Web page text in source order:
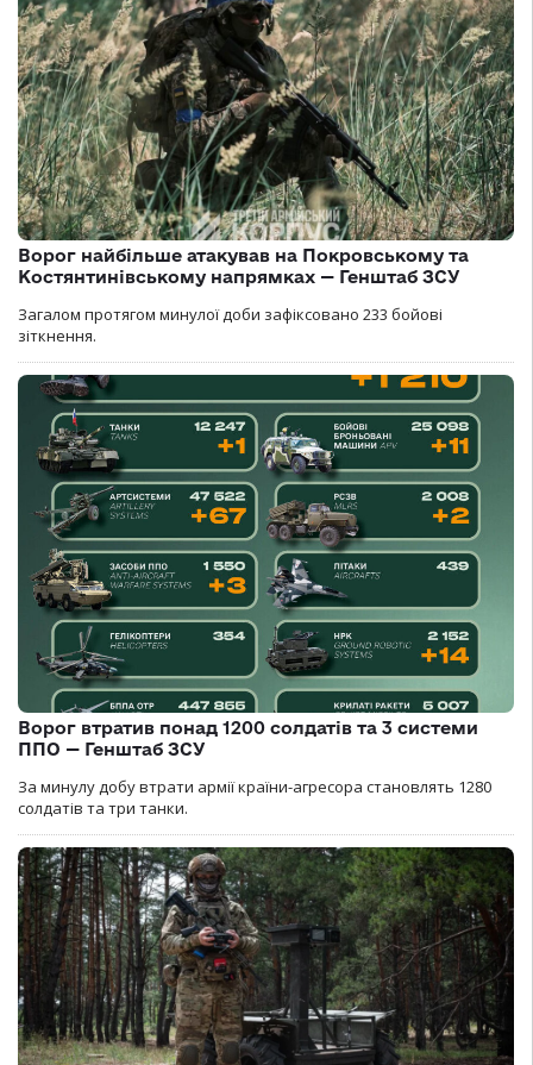
Ворог найбільше атакував на Покровському та
Костянтинівському напрямках — Генштаб ЗСУ
Загалом протягом минулої доби зафіксовано 233 бойові
зіткнення.
Ворог втратив понад 1200 солдатів та 3 системи
ППО — Генштаб ЗСУ
За минулу добу втрати армії країни-агресора становлять 1280
солдатів та три танки.